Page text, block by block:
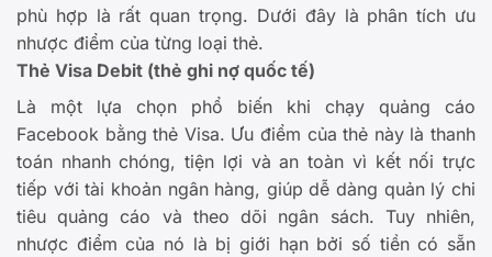
phù hợp là rất quan trọng. Dưới đây là phân tích ưu
nhược điểm của từng loại thẻ.
Thẻ Visa Debit (thẻ ghi nợ quốc tế)
Là một lựa chọn phổ biến khi chạy quảng cáo
Facebook bằng thẻ Visa. Ưu điểm của thẻ này là thanh
toán nhanh chóng, tiện lợi và an toàn vì kết nối trực
tiếp với tài khoản ngân hàng, giúp dễ dàng quản lý chi
tiêu quảng cáo và theo dõi ngân sách. Tuy nhiên,
nhược điểm của nó là bị giới hạn bởi số tiền có sẵn